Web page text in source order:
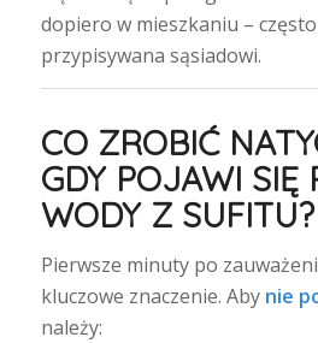
dopiero w mieszkaniu –
przypisywana sąsiadowi.
CO ZROBIĆ
GDY POJAWI SIĘ
WODY Z SUFITU?
Pierwsze minuty po
kluczowe znaczenie. Aby nie
należy: